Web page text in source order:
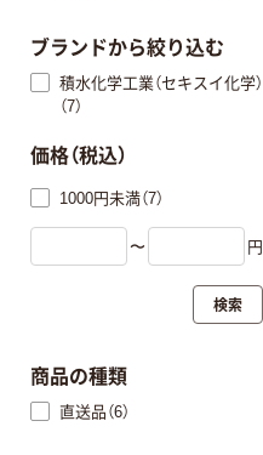
ブランドから絞り込む
積水化学工業（セキスイ化学）
（7）
価格（税込）
1000円未満（7）
〜 円
検索
商品の種類
直送品（6）